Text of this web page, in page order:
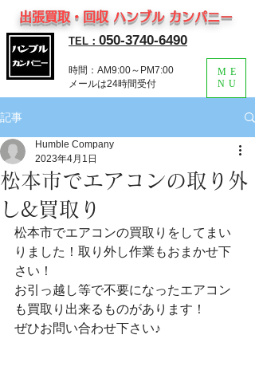
TEL： 050-3740-6490
出張買取・回収 ハンブル カンパニー
ME
NU
時間：AM9:00～PM7:00
​メールは24時間受付
記事
松本市でエアコンの取り外
し&買取り
Humble Company
2023年4月1日
松本市でエアコンの買取りをしてまい
りました！取り外し作業もおまかせ下
さい！
お引っ越し等で不要になったエアコン
も買取り出来るものがあります！
ぜひお問い合わせ下さい♪